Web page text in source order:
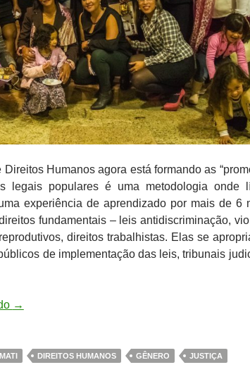
Humanos agora está formando as
legais populares é uma metodologia onde
experiência de aprendizado por mais de 6
fundamentais – leis antidiscriminação,
direitos trabalhistas. Elas se
de implementação das leis, tribunais
→
DIREITOS HUMANOS GÊNERO
JUSTIÇA